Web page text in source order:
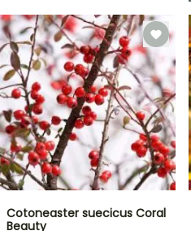
Cotoneaster suecicus Coral
Beauty